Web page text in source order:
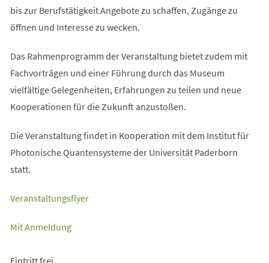
bis zur Berufstätigkeit Angebote zu schaffen, Zugänge zu
öffnen und Interesse zu wecken.
Das Rahmenprogramm der Veranstaltung bietet zudem mit
Fachvorträgen und einer Führung durch das Museum
vielfältige Gelegenheiten, Erfahrungen zu teilen und neue
Kooperationen für die Zukunft anzustoßen.
Die Veranstaltung findet in Kooperation mit dem Institut für
Photonische Quantensysteme der Universität Paderborn
statt.
Veranstaltungsflyer
(Öffnet
einem
Mit Anmeldung
(Öffnet
einem
Eintritt frei